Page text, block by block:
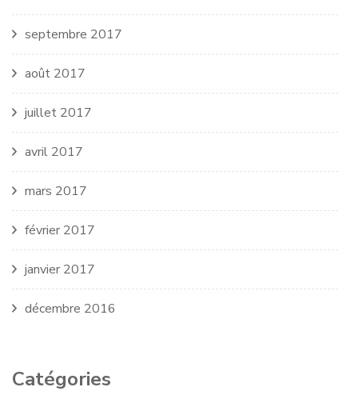
septembre 2017
août 2017
juillet 2017
avril 2017
mars 2017
février 2017
janvier 2017
décembre 2016
Catégories